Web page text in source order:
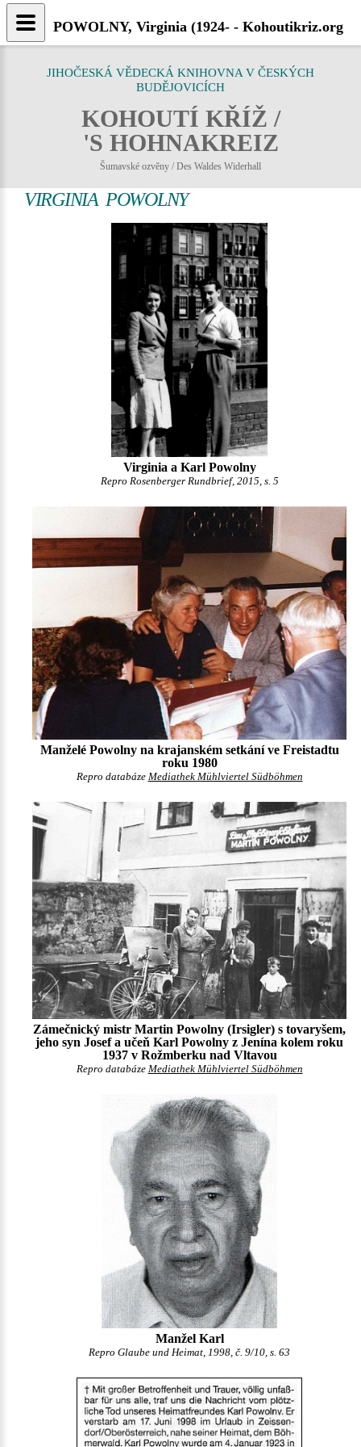
JIHOČESKÁ VĚDECKÁ KNIHOVNA V ČESKÝCH
BUDĚJOVICÍCH
KOHOUTÍ KŘÍŽ /
'S HOHNAKREIZ
Šumavské ozvěny / Des Waldes Widerhall
VIRGINIA POWOLNY
Virginia a Karl Powolny
Repro Rosenberger Rundbrief, 2015, s. 5
Manželé Powolny na krajanském setkání ve Freistadtu
roku 1980
Repro databáze Mediathek Mühlviertel Südböhmen
Zámečnický mistr Martin Powolny (Irsigler) s tovaryšem,
jeho syn Josef a učeň Karl Powolny z Jenína kolem roku
1937 v Rožmberku nad Vltavou
Repro databáze Mediathek Mühlviertel Südböhmen
Manžel Karl
Repro Glaube und Heimat, 1998, č. 9/10, s. 63
POWOLNY, Virginia (1924- - Kohoutikriz.org